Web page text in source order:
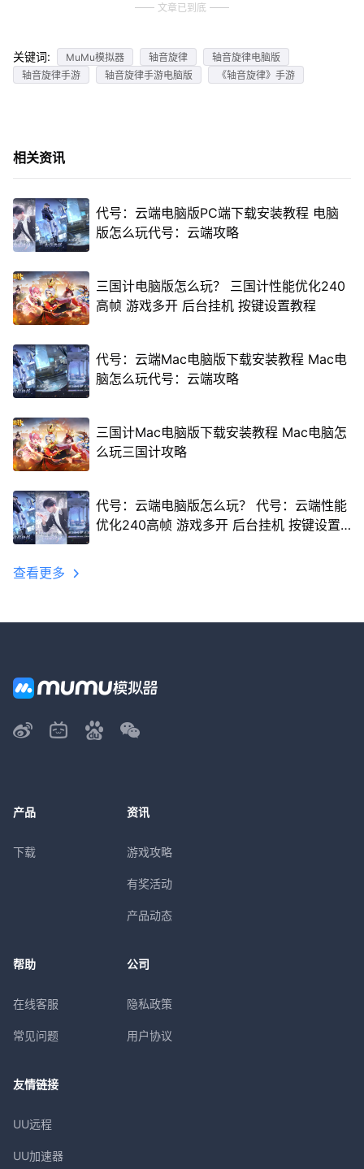
文章已到底
关键词: MuMu模拟器 轴音旋律
轴音旋律电脑版
轴音旋律手游
轴音旋律手游电脑版 《轴音旋律》手游
相关资讯
代号：云端电脑版PC端下载安装教程 电脑
版怎么玩代号：云端攻略
三国计电脑版怎么玩？ 三国计性能优化240
高帧 游戏多开 后台挂机 按键设置教程
代号：云端Mac电脑版下载安装教程 Mac电
脑怎么玩代号：云端攻略
三国计Mac电脑版下载安装教程 Mac电脑怎
么玩三国计攻略
代号：云端电脑版怎么玩？ 代号：云端性能
优化240高帧 游戏多开 后台挂机 按键设置
查看更多
产品
下载
资讯
游戏攻略
有奖活动
产品动态
帮助
在线客服
常见问题
公司
隐私政策
用户协议
友情链接
UU远程
UU加速器